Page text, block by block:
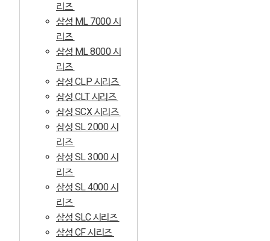
리즈
삼성 ML 7000 시
리즈
삼성 ML 8000 시
리즈
삼성 CLP 시리즈
삼성 CLT 시리즈
삼성 SCX 시리즈
삼성 SL 2000 시
리즈
삼성 SL 3000 시
리즈
삼성 SL 4000 시
리즈
삼성 SLC 시리즈
삼성 CF 시리즈